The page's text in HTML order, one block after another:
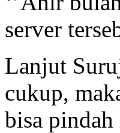
server
Lanjut
cukup,
bisa